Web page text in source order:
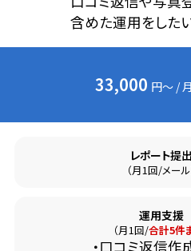
含めた運用をした
33,000 円～ / 月
レポート提出
（月1回/メール
運用支援
（月1回/合計5件
口コミ返信作